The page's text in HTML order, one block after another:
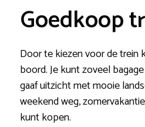
Goedkoop
Door te kiezen voor de trein
boord. Je kunt zoveel
gaaf uitzicht met mooie
weekend weg,
kunt kopen.